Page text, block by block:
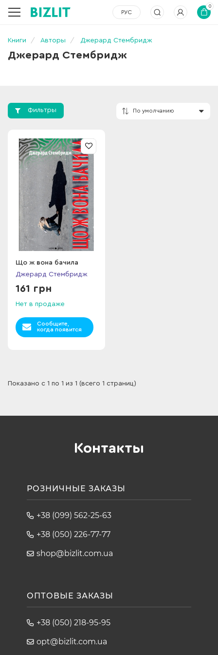
РУС
0
Книги Авторы Джерард Стембридж
Джерард Стембридж
Фильтры
Що ж вона бачила
Джерард Стембридж
161 грн
Нет в продаже
Сообщите,
когда появится
Показано с 1 по 1 из 1 (всего 1 страниц)
Контакты
РОЗНИЧНЫЕ ЗАКАЗЫ
+38 (099) 562-25-63
+38 (050) 226-77-77
shop@bizlit.com.ua
ОПТОВЫЕ ЗАКАЗЫ
+38 (050) 218-95-95
opt@bizlit.com.ua